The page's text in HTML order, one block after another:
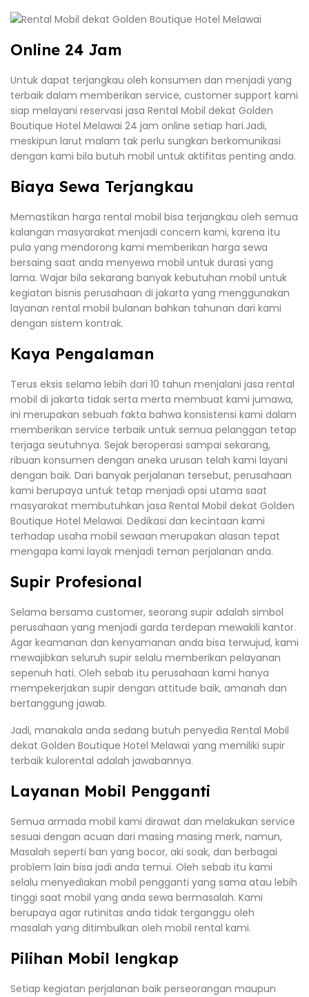
Online 24 Jam
Untuk dapat terjangkau oleh konsumen dan menjadi yang
terbaik dalam memberikan service, customer support kami
siap melayani reservasi jasa Rental Mobil dekat Golden
Boutique Hotel Melawai 24 jam online setiap hari.Jadi,
meskipun larut malam tak perlu sungkan berkomunikasi
dengan kami bila butuh mobil untuk aktifitas penting anda.
Biaya Sewa Terjangkau
Memastikan harga rental mobil bisa terjangkau oleh semua
kalangan masyarakat menjadi concern kami, karena itu
pula yang mendorong kami memberikan harga sewa
bersaing saat anda menyewa mobil untuk durasi yang
lama. Wajar bila sekarang banyak kebutuhan mobil untuk
kegiatan bisnis perusahaan di jakarta yang menggunakan
layanan rental mobil bulanan bahkan tahunan dari kami
dengan sistem kontrak.
Kaya Pengalaman
Terus eksis selama lebih dari 10 tahun menjalani jasa rental
mobil di jakarta tidak serta merta membuat kami jumawa,
ini merupakan sebuah fakta bahwa konsistensi kami dalam
memberikan service terbaik untuk semua pelanggan tetap
terjaga seutuhnya. Sejak beroperasi sampai sekarang,
ribuan konsumen dengan aneka urusan telah kami layani
dengan baik. Dari banyak perjalanan tersebut, perusahaan
kami berupaya untuk tetap menjadi opsi utama saat
masyarakat membutuhkan jasa Rental Mobil dekat Golden
Boutique Hotel Melawai. Dedikasi dan kecintaan kami
terhadap usaha mobil sewaan merupakan alasan tepat
mengapa kami layak menjadi teman perjalanan anda.
Supir Profesional
Selama bersama customer, seorang supir adalah simbol
perusahaan yang menjadi garda terdepan mewakili kantor.
Agar keamanan dan kenyamanan anda bisa terwujud, kami
mewajibkan seluruh supir selalu memberikan pelayanan
sepenuh hati. Oleh sebab itu perusahaan kami hanya
mempekerjakan supir dengan attitude baik, amanah dan
bertanggung jawab.
Jadi, manakala anda sedang butuh penyedia Rental Mobil
dekat Golden Boutique Hotel Melawai yang memiliki supir
terbaik kulorental adalah jawabannya.
Layanan Mobil Pengganti
Semua armada mobil kami dirawat dan melakukan service
sesuai dengan acuan dari masing masing merk, namun,
Masalah seperti ban yang bocor, aki soak, dan berbagai
problem lain bisa jadi anda temui. Oleh sebab itu kami
selalu menyediakan mobil pengganti yang sama atau lebih
tinggi saat mobil yang anda sewa bermasalah. Kami
berupaya agar rutinitas anda tidak terganggu oleh
masalah yang ditimbulkan oleh mobil rental kami.
Pilihan Mobil lengkap
Setiap kegiatan perjalanan baik perseorangan maupun